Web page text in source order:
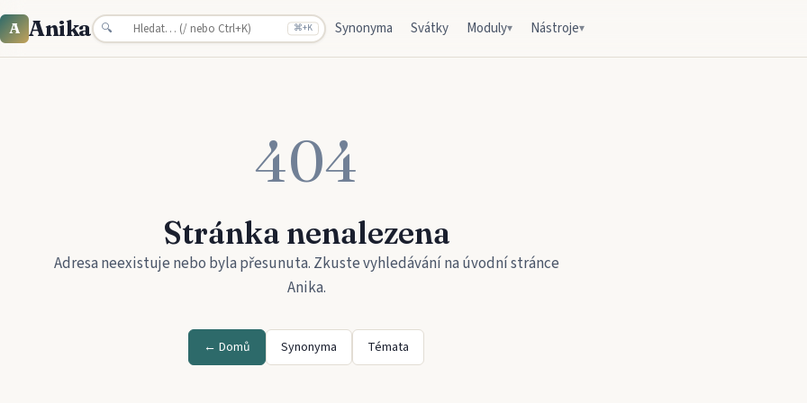
A Anika 🔍 ⌘+K Synonyma Svátky Moduly▾ Nástroje▾
404
Stránka nenalezena
Adresa neexistuje nebo byla přesunuta. Zkuste vyhledávání na úvodní stránce
Anika.
← Domů Synonyma Témata